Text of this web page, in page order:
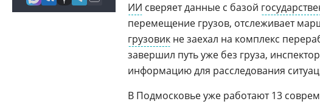
ИИ сверяет данные с базой
перемещение грузов, отслеживает
грузовик не заехал на комплекс
завершил путь уже без груза,
информацию для расследования
В Подмосковье уже работают 13